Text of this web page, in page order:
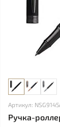
Артикул:
Ручка-